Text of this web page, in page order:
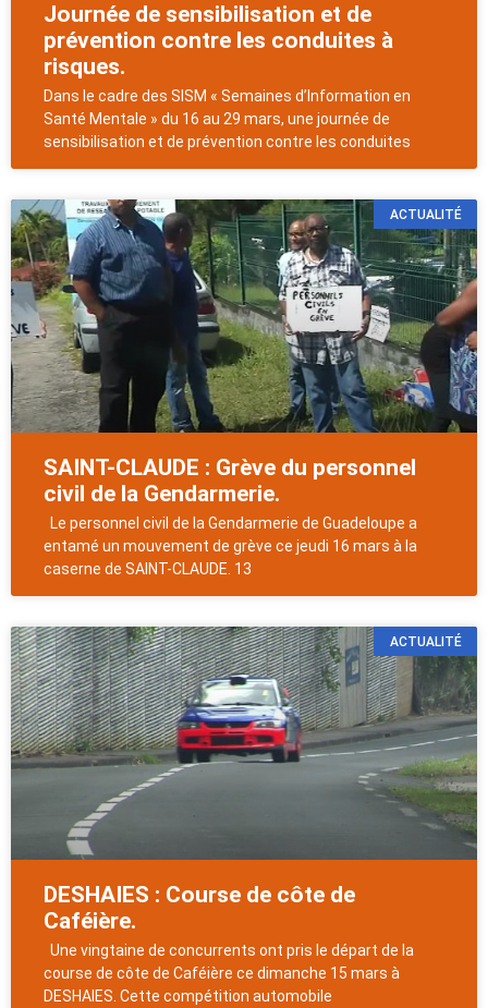
Journée de sensibilisation et de
prévention contre les conduites à
risques.
Dans le cadre des SISM « Semaines d’Information en
Santé Mentale » du 16 au 29 mars, une journée de
sensibilisation et de prévention contre les conduites
ACTUALITÉ
SAINT-CLAUDE : Grève du personnel
civil de la Gendarmerie.
Le personnel civil de la Gendarmerie de Guadeloupe a
entamé un mouvement de grève ce jeudi 16 mars à la
caserne de SAINT-CLAUDE. 13
ACTUALITÉ
DESHAIES : Course de côte de
Caféière.
Une vingtaine de concurrents ont pris le départ de la
course de côte de Caféière ce dimanche 15 mars à
DESHAIES. Cette compétition automobile